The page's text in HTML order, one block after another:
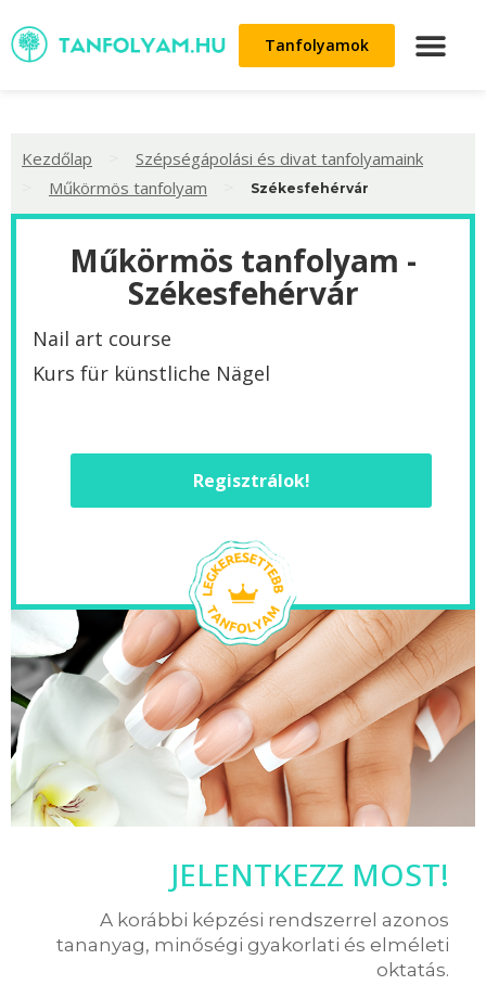
Tanfolyamok
Kezdőlap Szépségápolási és divat tanfolyamaink
Műkörmös tanfolyam Székesfehérvár
Műkörmös tanfolyam -
Székesfehérvár
Nail art course
Kurs für künstliche Nägel
Regisztrálok!
JELENTKEZZ MOST!
A korábbi képzési rendszerrel azonos
tananyag, minőségi gyakorlati és elméleti
oktatás.